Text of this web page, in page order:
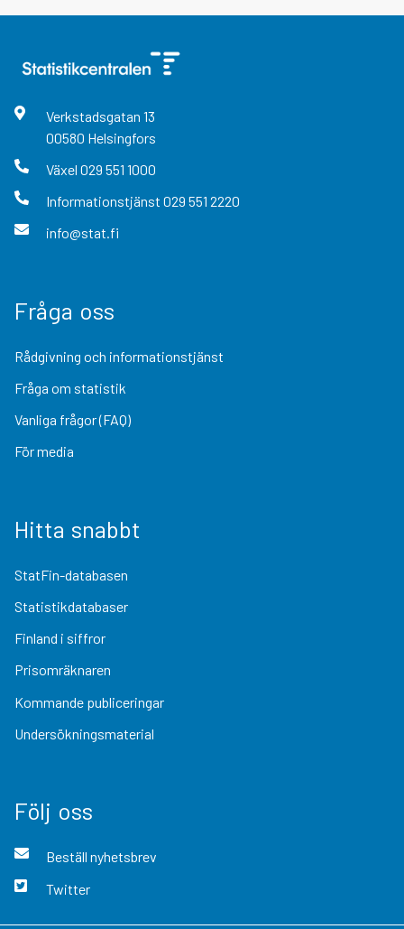
Verkstadsgatan 13
00580 Helsingfors
Växel 029 551 1000
Informationstjänst 029 551 2220
info@stat.fi
Fråga oss
Rådgivning och informationstjänst
Fråga om statistik
Vanliga frågor (FAQ)
För media
Hitta snabbt
StatFin-databasen
Statistikdatabaser
Finland i siffror
Prisomräknaren
Kommande publiceringar
Undersökningsmaterial
Följ oss
Beställ nyhetsbrev
Twitter